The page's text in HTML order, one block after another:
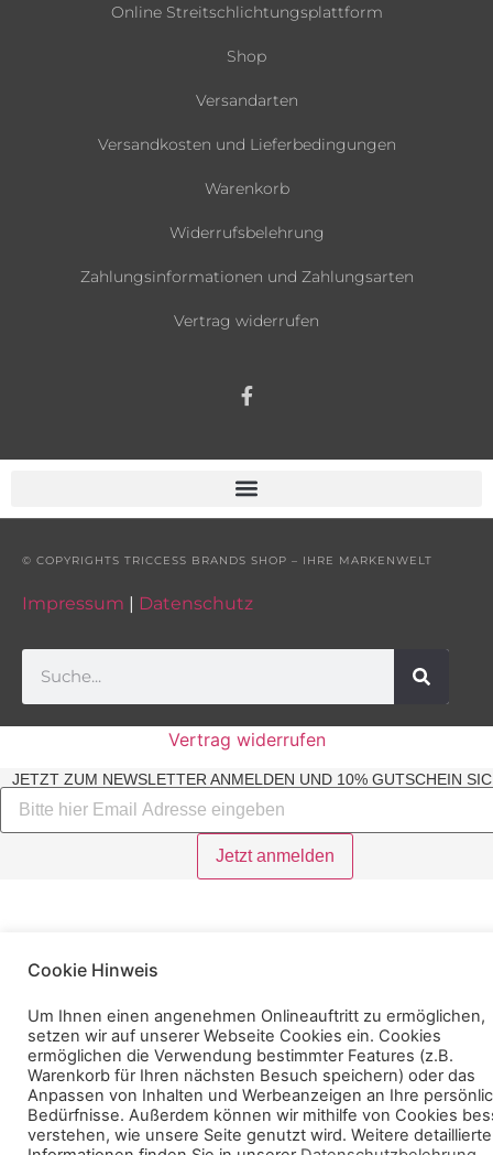
Online Streitschlichtungsplattform
Shop
Versandarten
Versandkosten und Lieferbedingungen
Warenkorb
Widerrufsbelehrung
Zahlungsinformationen und Zahlungsarten
Vertrag widerrufen
© COPYRIGHTS TRICCESS BRANDS SHOP – IHRE MARKENWELT
Impressum | Datenschutz
Vertrag widerrufen
Cookie Hinweis
Um Ihnen einen angenehmen Onlineauftritt zu ermöglichen,
setzen wir auf unserer Webseite Cookies ein. Cookies
ermöglichen die Verwendung bestimmter Features (z.B.
Warenkorb für Ihren nächsten Besuch speichern) oder das
Anpassen von Inhalten und Werbeanzeigen an Ihre
Bedürfnisse. Außerdem können wir mithilfe von Cookies
verstehen, wie unsere Seite genutzt wird. Weitere detaillierte
JETZT ZUM NEWSLETTER ANMELDEN UND 10% GUTSCHEIN